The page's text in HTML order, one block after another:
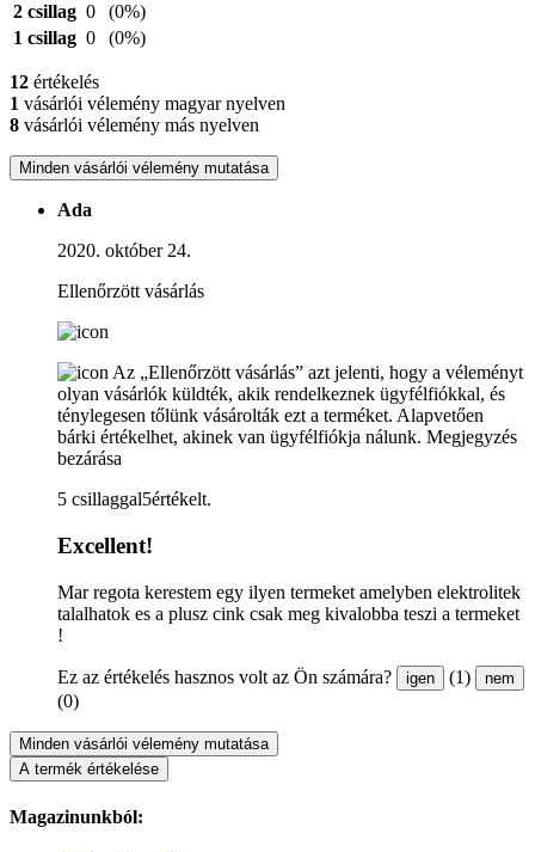
2 csillag 0
(0%)
1 csillag 0 (0%)
12 értékelés
1 vásárlói vélemény magyar nyelven
8 vásárlói vélemény más nyelven
Minden vásárlói vélemény mutatása
Ada
2020. október 24.
Ellenőrzött vásárlás
Az „Ellenőrzött vásárlás” azt jelenti, hogy a véleményt
olyan vásárlók küldték, akik rendelkeznek ügyfélfiókkal, és
ténylegesen tőlünk vásárolták ezt a terméket. Alapvetően
bárki értékelhet, akinek van ügyfélfiókja nálunk. Megjegyzés
bezárása
5 csillaggal5értékelt.
Excellent!
Mar regota kerestem egy ilyen termeket amelyben elektrolitek
talalhatok es a plusz cink csak meg kivalobba teszi a termeket
!
Ez az értékelés hasznos volt az Ön számára? igen (1) nem
(0)
Minden vásárlói vélemény mutatása
A termék értékelése
Magazinunkból: